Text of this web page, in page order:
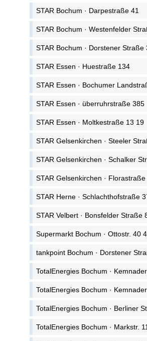
STAR Bochum · Darpestraße 41
STAR Bochum · Westenfelder
STAR Bochum · Dorstener Straße
STAR Essen · Huestraße 134
STAR Essen · Bochumer
STAR Essen · überruhrstraße 385
STAR Essen · Moltkestraße 13 19
STAR Gelsenkirchen · Steeler
STAR Gelsenkirchen · Schalker
STAR Gelsenkirchen ·
STAR Herne · Schlachthofstraße
STAR Velbert · Bonsfelder Straße
Supermarkt Bochum · Ottostr. 40
tankpoint Bochum · Dorstener
TotalEnergies Bochum ·
TotalEnergies Bochum ·
TotalEnergies Bochum · Berliner
TotalEnergies Bochum · Markstr.